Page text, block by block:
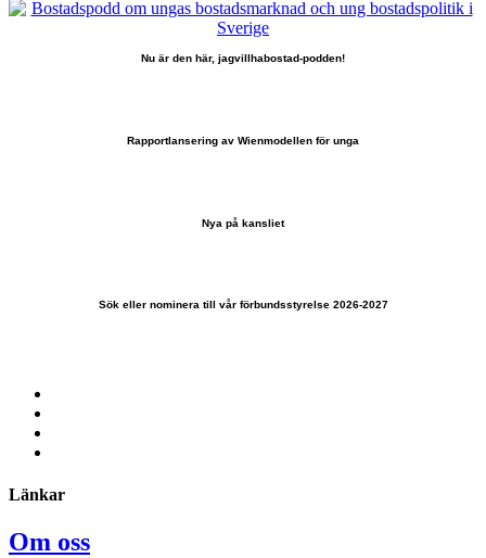
Nu är den här, jagvillhabostad-podden!
Rapportlansering av Wienmodellen för unga
Nya på kansliet
Sök eller nominera till vår förbundsstyrelse 2026-2027
Länkar
Om oss